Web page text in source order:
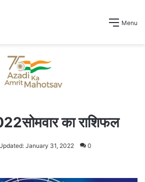
Menu
का राशिफल
January 31, 2022 0